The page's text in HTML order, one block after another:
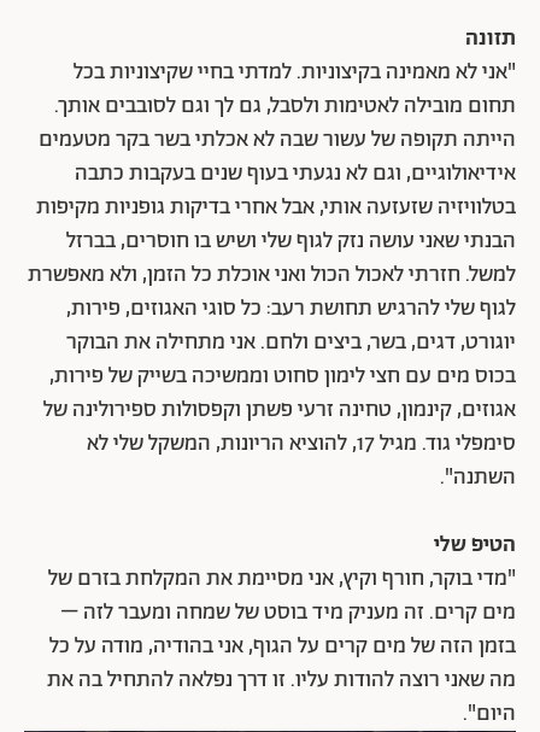
תזונה
"אני לא מאמינה בקיצוניות. למדתי בחיי שקיצוניות בכל
תחום מובילה לאטימות ולסבל, גם לך וגם לסובבים אותך.
הייתה תקופה של עשור שבה לא אכלתי בשר בקר מטעמים
אידיאולוגיים, וגם לא נגעתי בעוף שנים בעקבות כתבה
בטלוויזיה שזעזעה אותי, אבל אחרי בדיקות גופניות מקיפות
הבנתי שאני עושה נזק לגוף שלי ושיש בו חוסרים, בברזל
למשל. חזרתי לאכול הכול ואני אוכלת כל הזמן, ולא מאפשרת
לגוף שלי להרגיש תחושת רעב: כל סוגי האגוזים, פירות,
יוגורט, דגים, בשר, ביצים ולחם. אני מתחילה את הבוקר
בכוס מים עם חצי לימון סחוט וממשיכה בשייק של פירות,
אגוזים, קינמון, טחינה זרעי פשתן וקפסולות ספירולינה של
סימפלי גוד. מגיל 17, להוציא הריונות, המשקל שלי לא
השתנה".
הטיפ שלי
"מדי בוקר, חורף וקיץ, אני מסיימת את המקלחת בזרם של
מים קרים. זה מעניק מיד בוסט של שמחה ומעבר לזה –
בזמן הזה של מים קרים על הגוף, אני בהודיה, מודה על כל
מה שאני רוצה להודות עליו. זו דרך נפלאה להתחיל בה את
היום".